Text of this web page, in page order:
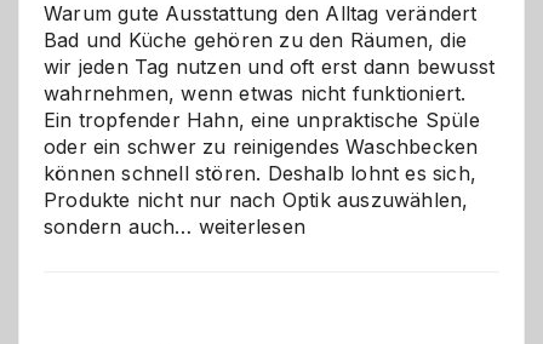
Warum gute Ausstattung den Alltag verändert
Bad und Küche gehören zu den Räumen, die
wir jeden Tag nutzen und oft erst dann bewusst
wahrnehmen, wenn etwas nicht funktioniert.
Ein tropfender Hahn, eine unpraktische Spüle
oder ein schwer zu reinigendes Waschbecken
können schnell stören. Deshalb lohnt es sich,
Produkte nicht nur nach Optik auszuwählen,
sondern auch… Bad
weiterlesen